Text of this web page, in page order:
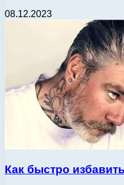
08.12.2023
Как быстро